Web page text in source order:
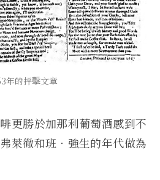
年的抨擊文章
更勝於加那利葡萄酒感到不
萊徹和班‧強生的年代做為